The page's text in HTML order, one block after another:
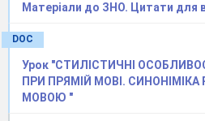
Матеріали до ЗНО. Цитати для
DOC
Урок "СТИЛІСТИЧНІ
ПРИ ПРЯМІЙ МОВІ.
МОВОЮ "